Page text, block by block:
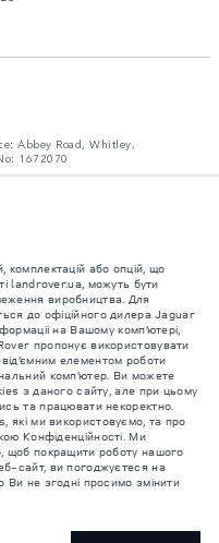
Abbey Road, Whitley,
1672070
до офіційного дилера
специфікацій.Глобальний
специфікації збірки,
автомобілів. Це дуже
які зараз
повністю відображати
та кольорові рішення.
для отримання детальної
поліпшити технічні
автомобілів, деталей та
і ми залишаємо за собою
Деякі функції
для різних років
двигуни і кольори на
специфікації і можуть
змінені без попереднього
або опцій, що
landrover.ua, можуть бути
виробництва. Для
до офіційного дилера Jaguar
на Вашому комп’ютері,
пропонує використовувати
елементом роботи
комп’ютер. Ви можете
з даного сайту, але при цьому
та працювати некоректно.
які ми використовуємо, та про
Конфіденційності. Ми
щоб покращити роботу нашого
сайт, ви погоджуєтеся на
не згодні просимо змінити